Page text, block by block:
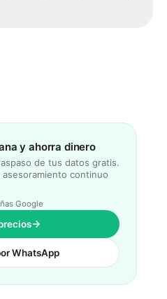
limita a 250 documentos
y ahorra dinero
de tus datos gratis.
continuo
Google
WhatsApp